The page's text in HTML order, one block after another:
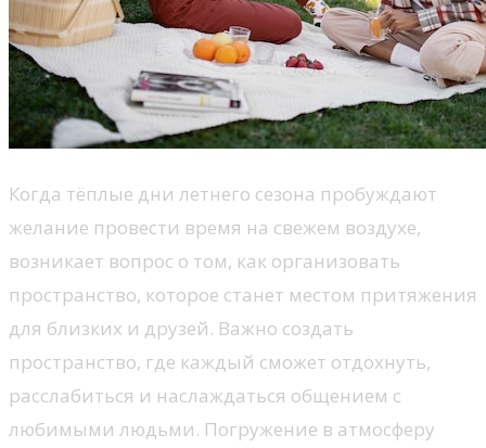
Когда тёплые дни летнего сезона пробуждают
желание провести время на свежем воздухе,
возникает вопрос о том, как организовать
пространство, которое станет местом притяжения
для близких и друзей. Важно создать
пространство, где каждый сможет отдохнуть,
расслабиться и наслаждаться общением с
любимыми людьми. Погружение в атмосферу